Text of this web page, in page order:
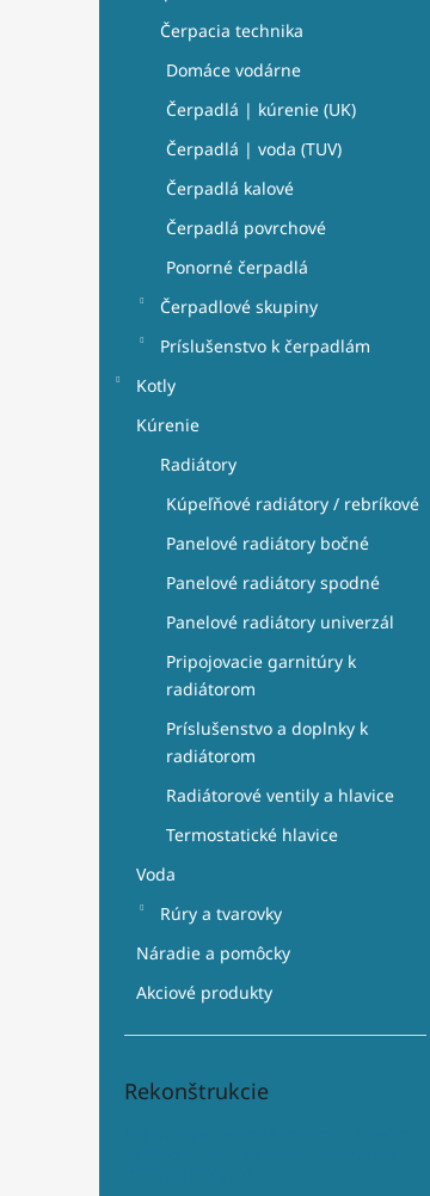
Čerpacia technika
Domáce vodárne
Čerpadlá | kúrenie (UK)
Čerpadlá | voda (TUV)
Čerpadlá kalové
Čerpadlá povrchové
Ponorné čerpadlá
Čerpadlové skupiny
Príslušenstvo k čerpadlám
Kotly
Kúrenie
Radiátory
Kúpeľňové radiátory / rebríkové
Panelové radiátory bočné
Panelové radiátory spodné
Panelové radiátory univerzál
Pripojovacie garnitúry k
radiátorom
Príslušenstvo a doplnky k
radiátorom
Radiátorové ventily a hlavice
Termostatické hlavice
Voda
Rúry a tvarovky
Náradie a pomôcky
Akciové produkty
Rekonštrukcie